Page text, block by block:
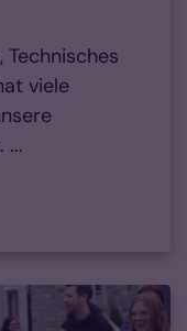
Technisches
viele
...